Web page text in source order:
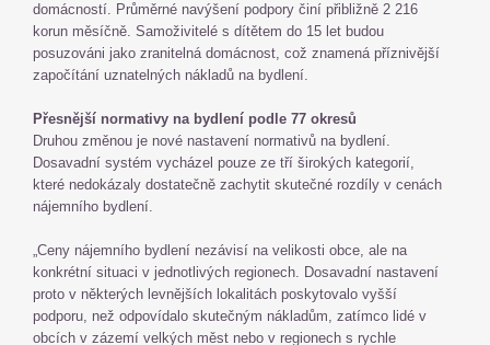
domácností. Průměrné navýšení podpory činí přibližně 2 216
korun měsíčně. Samoživitelé s dítětem do 15 let budou
posuzováni jako zranitelná domácnost, což znamená příznivější
započítání uznatelných nákladů na bydlení.
Přesnější normativy na bydlení podle 77 okresů
Druhou změnou je nové nastavení normativů na bydlení.
Dosavadní systém vycházel pouze ze tří širokých kategorií,
které nedokázaly dostatečně zachytit skutečné rozdíly v cenách
nájemního bydlení.
„Ceny nájemního bydlení nezávisí na velikosti obce, ale na
konkrétní situaci v jednotlivých regionech. Dosavadní nastavení
proto v některých levnějších lokalitách poskytovalo vyšší
podporu, než odpovídalo skutečným nákladům, zatímco lidé v
obcích v zázemí velkých měst nebo v regionech s rychle